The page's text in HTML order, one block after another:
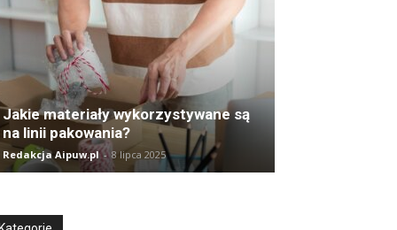
Jakie materiały wykorzystywane są
na linii pakowania?
Redakcja Aipuw.pl - 8 lipca 2025